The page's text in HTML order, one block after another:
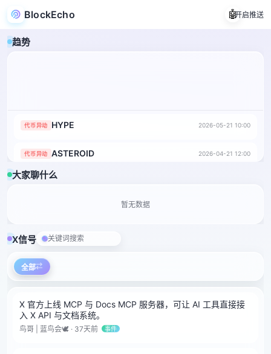
BlockEcho 🤖开启推送
趋势
代币异动 HYPE 2026-05-21 10:00
代币异动 ASTEROID 2026-04-21 12:00
大家聊什么
暂无数据
X信号
全部⇄
X 官方上线 MCP 与 Docs MCP 服务器，可让 AI 工具直接接
入 X API 与文档系统。
鸟哥 | 蓝鸟会🕊️ · 37天前 事件